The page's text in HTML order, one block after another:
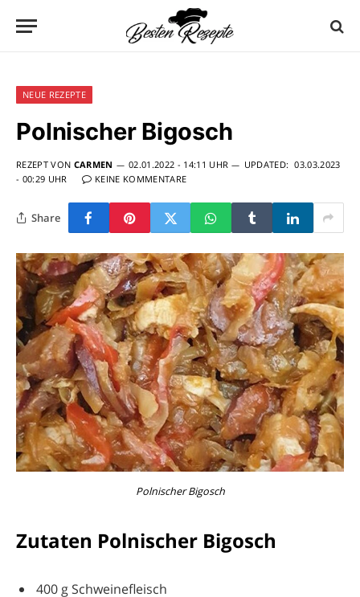
NEUE REZEPTE
Polnischer Bigosch
REZEPT VON CARMEN 02.01.2022 - 14:11 UHR UPDATED: 03.03.2023
- 00:29 UHR
KEINE KOMMENTARE
Share
Polnischer Bigosch
Zutaten Polnischer Bigosch
400 g Schweinefleisch